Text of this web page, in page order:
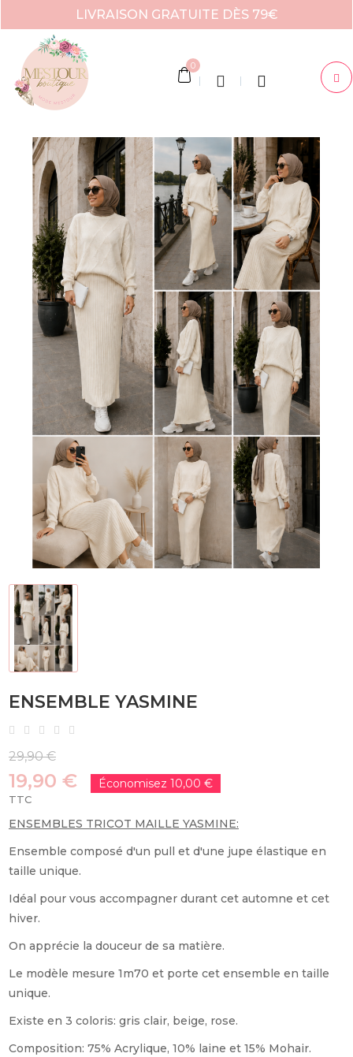
LIVRAISON GRATUITE DÈS 79€
0
ENSEMBLE YASMINE
29,90 €
19,90 € Économisez 10,00 €
TTC
ENSEMBLES TRICOT MAILLE YASMINE:
Ensemble composé d'un pull et d'une jupe élastique en
taille unique.
Idéal pour vous accompagner durant cet automne et cet
hiver.
On apprécie la douceur de sa matière.
Le modèle mesure 1m70 et porte cet ensemble en taille
unique.
Existe en 3 coloris: gris clair, beige, rose.
Composition: 75% Acrylique, 10% laine et 15% Mohair.